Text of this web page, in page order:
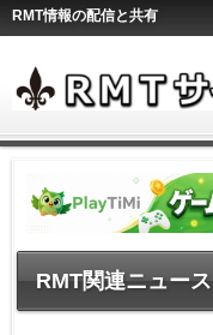
RMT情報の配信と共有
RMT関連ニュース